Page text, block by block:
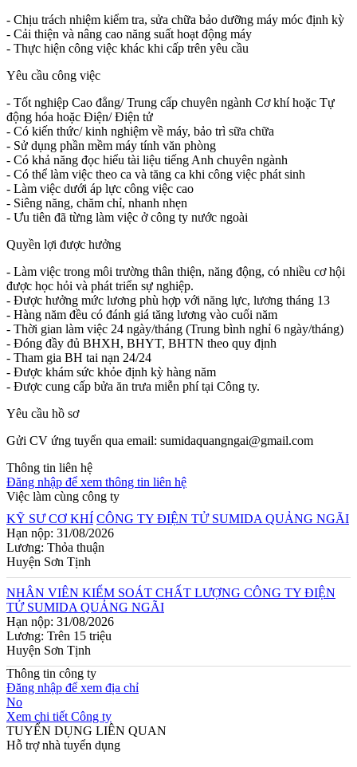
- Chịu trách nhiệm kiểm tra, sửa chữa bảo dưỡng máy móc định kỳ
- Cải thiện và nâng cao năng suất hoạt động máy
- Thực hiện công việc khác khi cấp trên yêu cầu
Yêu cầu công việc
- Tốt nghiệp Cao đẳng/ Trung cấp chuyên ngành Cơ khí hoặc Tự
động hóa hoặc Điện/ Điện tử
- Có kiến thức/ kinh nghiệm về máy, bảo trì sữa chữa
- Sử dụng phần mềm máy tính văn phòng
- Có khả năng đọc hiểu tài liệu tiếng Anh chuyên ngành
- Có thể làm việc theo ca và tăng ca khi công việc phát sinh
- Làm việc dưới áp lực công việc cao
- Siêng năng, chăm chỉ, nhanh nhẹn
- Ưu tiên đã từng làm việc ở công ty nước ngoài
Quyền lợi được hưởng
- Làm việc trong môi trường thân thiện, năng động, có nhiều cơ hội
được học hỏi và phát triển sự nghiệp.
- Được hưởng mức lương phù hợp với năng lực, lương tháng 13
- Hàng năm đều có đánh giá tăng lương vào cuối năm
- Thời gian làm việc 24 ngày/tháng (Trung bình nghỉ 6 ngày/tháng)
- Đóng đầy đủ BHXH, BHYT, BHTN theo quy định
- Tham gia BH tai nạn 24/24
- Được khám sức khỏe định kỳ hàng năm
- Được cung cấp bửa ăn trưa miễn phí tại Công ty.
Yêu cầu hồ sơ
Gửi CV ứng tuyển qua email: sumidaquangngai@gmail.com
Thông tin liên hệ
Đăng nhập để xem thông tin liên hệ
Việc làm cùng công ty
KỸ SƯ CƠ KHÍ CÔNG TY ĐIỆN TỬ SUMIDA QUẢNG NGÃI
Hạn nộp: 31/08/2026
Lương: Thỏa thuận
Huyện Sơn Tịnh
NHÂN VIÊN KIỂM SOÁT CHẤT LƯỢNG CÔNG TY ĐIỆN
TỬ SUMIDA QUẢNG NGÃI
Hạn nộp: 31/08/2026
Lương: Trên 15 triệu
Huyện Sơn Tịnh
Thông tin công ty
Đăng nhập để xem địa chỉ
No
Xem chi tiết Công ty
TUYỂN DỤNG LIÊN QUAN
Hỗ trợ nhà tuyển dụng